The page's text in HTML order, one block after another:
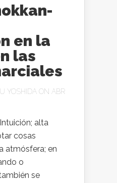
en la
las
YOSHIDA ON ABR
alta
cosas
atmósfera; en
o
se